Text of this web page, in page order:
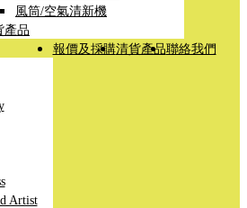
風筒/空氣清新機
產品
Artist
報價及採購清貨產品聯絡我們